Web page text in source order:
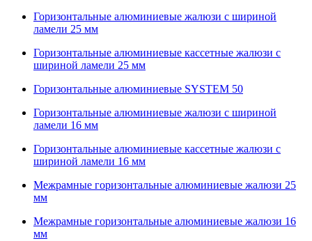
Горизонтальные алюминиевые жалюзи с шириной
ламели 25 мм
Горизонтальные алюминиевые кассетные жалюзи с
шириной ламели 25 мм
Горизонтальные алюминиевые SYSTEM 50
Горизонтальные алюминиевые жалюзи с шириной
ламели 16 мм
Горизонтальные алюминиевые кассетные жалюзи с
шириной ламели 16 мм
Межрамные горизонтальные алюминиевые жалюзи 25
мм
Межрамные горизонтальные алюминиевые жалюзи 16
мм